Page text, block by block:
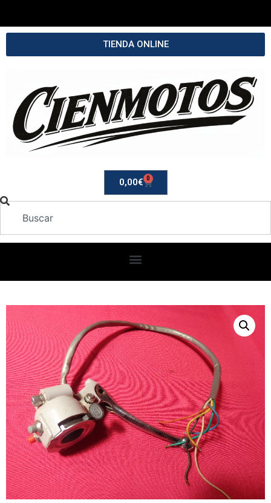
TIENDA ONLINE
0,00€ 0